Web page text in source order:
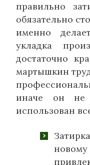
правильно
обязательно
именно
укладка
достаточно
мартышкин
иначе он
использован